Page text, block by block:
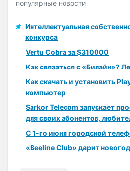
популярные новости
Интеллектуальная
конкурса
Vertu Cobra за $310000
Как связаться с «Билайн»?
Как скачать и установить
компьютер
Sarkor Telecom запускает
для своих абонентов,
С 1-го июня городской
«Beeline Club» дарит